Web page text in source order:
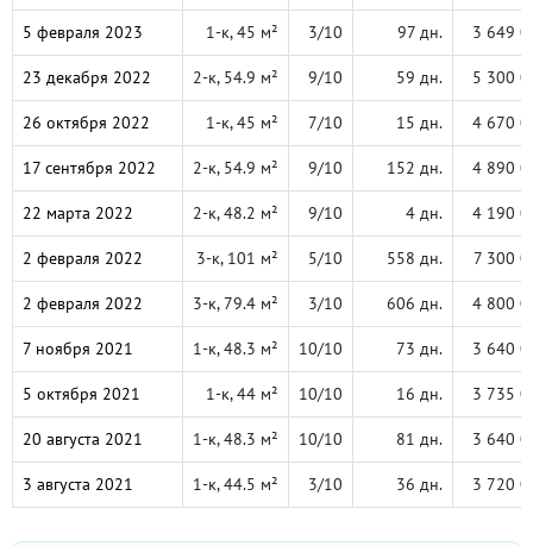
5 февраля 2023 1-к, 45 м² 3/10 97 дн. 3 649
23 декабря 2022 2-к, 54.9 м² 9/10 59 дн. 5 300
26 октября 2022 1-к, 45 м² 7/10 15 дн. 4 670
17 сентября 2022 2-к, 54.9 м² 9/10 152 дн. 4 890
22 марта 2022 2-к, 48.2 м² 9/10 4 дн. 4 190
2 февраля 2022 3-к, 101 м² 5/10 558 дн. 7 300
2 февраля 2022 3-к, 79.4 м² 3/10 606 дн. 4 800
7 ноября 2021 1-к, 48.3 м² 10/10 73 дн. 3 640
5 октября 2021 1-к, 44 м² 10/10 16 дн. 3 735
20 августа 2021 1-к, 48.3 м² 10/10 81 дн. 3 640
3 августа 2021 1-к, 44.5 м² 3/10 36 дн. 3 720